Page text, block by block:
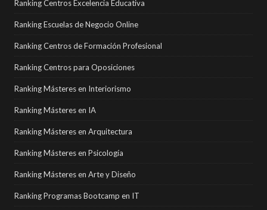
Ranking Centros Excelencia Educativa
Ranking Escuelas de Negocio Online
Ranking Centros de Formación Profesional
Ranking Centros para Oposiciones
Ranking Másteres en Interiorismo
Ranking Másteres en IA
Ranking Másteres en Arquitectura
Ranking Másteres en Psicología
Ranking Másteres en Arte y Diseño
Ranking Programas Bootcamp en IT